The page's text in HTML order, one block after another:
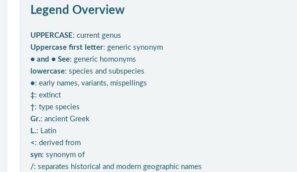
Legend Overview
UPPERCASE: current genus
Uppercase first letter: generic synonym
● and ● See: generic homonyms
lowercase: species and subspecies
●: early names, variants, mispellings
‡: extinct
†: type species
Gr.: ancient Greek
L.: Latin
< : derived from
syn: synonym of
/: separates historical and modern geographic names